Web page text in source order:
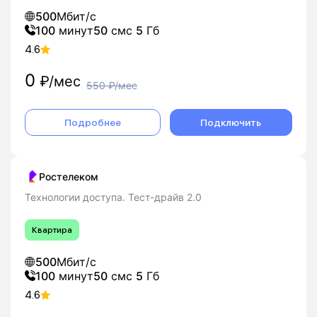
500Мбит/с
100 минут50 смс 5 Гб
4.6
0 ₽/мес 550₽/мес
Подробнее Подключить
Ростелеком
Технологии доступа. Тест-драйв 2.0
Квартира
500Мбит/с
100 минут50 смс 5 Гб
4.6